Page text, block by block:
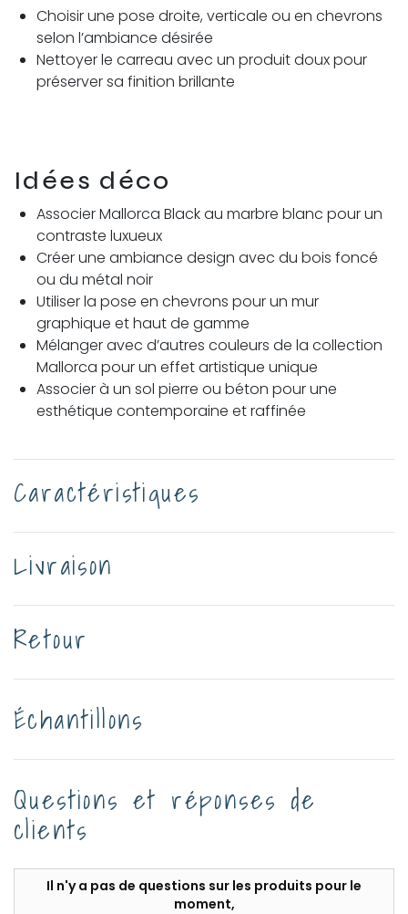
Choisir une pose droite, verticale ou en chevrons
selon l’ambiance désirée
Nettoyer le carreau avec un produit doux pour
préserver sa finition brillante
Idées déco
Associer Mallorca Black au marbre blanc pour un
contraste luxueux
Créer une ambiance design avec du bois foncé
ou du métal noir
Utiliser la pose en chevrons pour un mur
graphique et haut de gamme
Mélanger avec d’autres couleurs de la collection
Mallorca pour un effet artistique unique
Associer à un sol pierre ou béton pour une
esthétique contemporaine et raffinée
Caractéristiques
Livraison
Retour
Échantillons
Questions et réponses de
clients
Il n'y a pas de questions sur les produits pour le
moment,